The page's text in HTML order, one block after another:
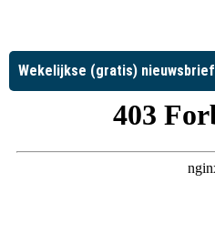
Wekelijkse (gratis) nieuwsbrief